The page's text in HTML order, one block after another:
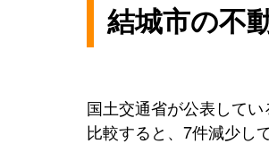
結城市の不
国土交通省が公表して
比較すると、7件減少し